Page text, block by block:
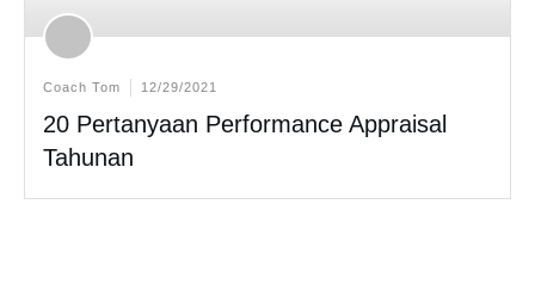
Coach Tom 12/29/2021
20 Pertanyaan Performance Appraisal
Tahunan